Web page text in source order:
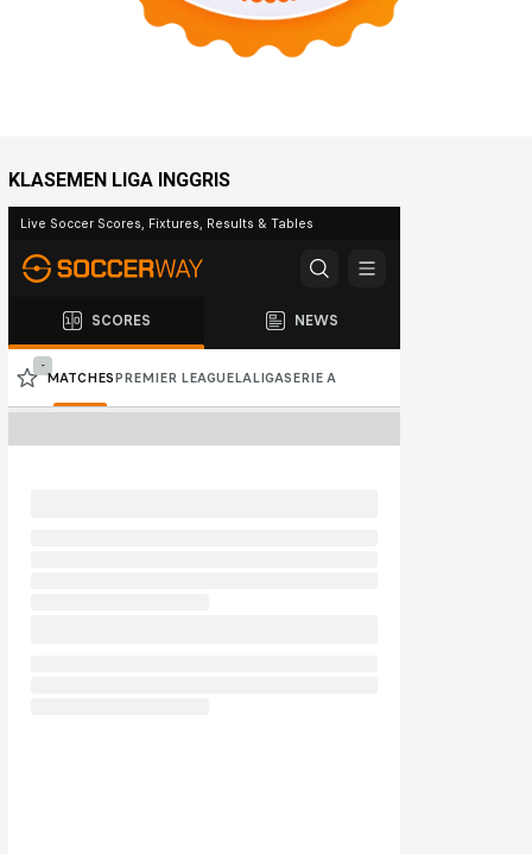
KLASEMEN LIGA INGGRIS